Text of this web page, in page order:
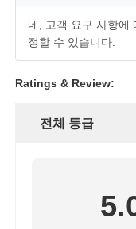
네, 고객 요구 사항에
정할 수 있습니다.
Ratings & Review:
전체 등급